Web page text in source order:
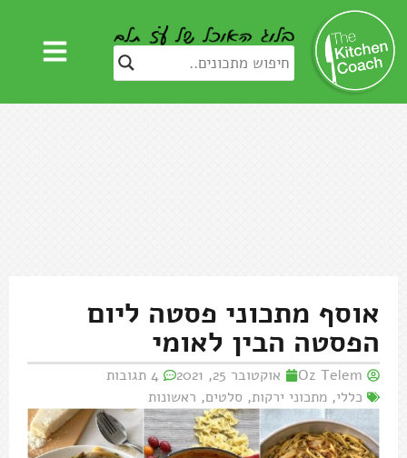
אוסף מתכוני פסטה ליום
הפסטה הבין לאומי
Oz Telem אוקטובר 25, 2021
4 תגובות
כללי, מתכוני ירקות, סלטים, ראשונות